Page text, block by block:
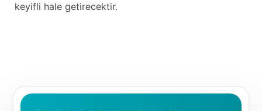
keyifli hale getirecektir.